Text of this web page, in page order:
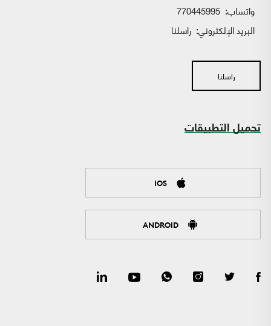
واتساب:
البريد الإلكتروني: راسلنا
راسلنا
تحميل التطبيقات
IOS
ANDROID